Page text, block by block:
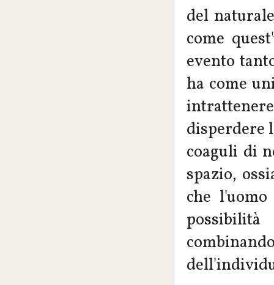
del
come
evento
ha come
disperdere
coaguli di
spazio,
che
possibilità